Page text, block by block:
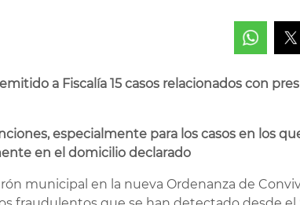
a Fiscalía 15 casos relacionados con
especialmente para los casos en los
en el domicilio declarado
municipal en la nueva Ordenanza de